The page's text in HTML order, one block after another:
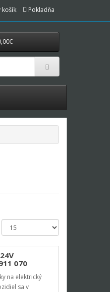
košík Pokladňa
070
na elektrický
sa v